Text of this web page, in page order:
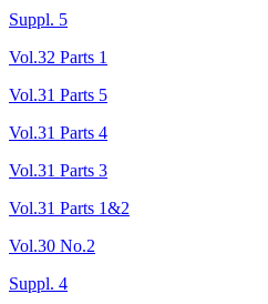
Suppl. 5
Vol.32 Parts 1
Vol.31 Parts 5
Vol.31 Parts 4
Vol.31 Parts 3
Vol.31 Parts 1&2
Vol.30 No.2
Suppl. 4